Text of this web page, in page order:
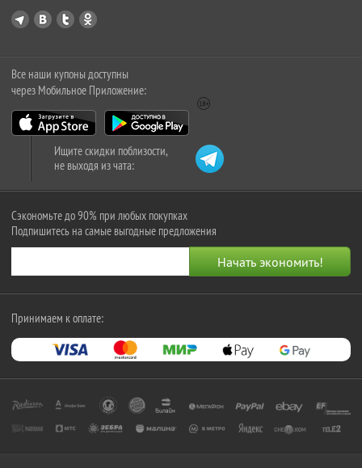
Все наши купоны доступны
через Мобильное Приложение:
Ищите скидки поблизости,
не выходя из чата:
Сэкономьте до 90% при любых покупках
Подпишитесь на самые выгодные предложения
Принимаем к оплате: